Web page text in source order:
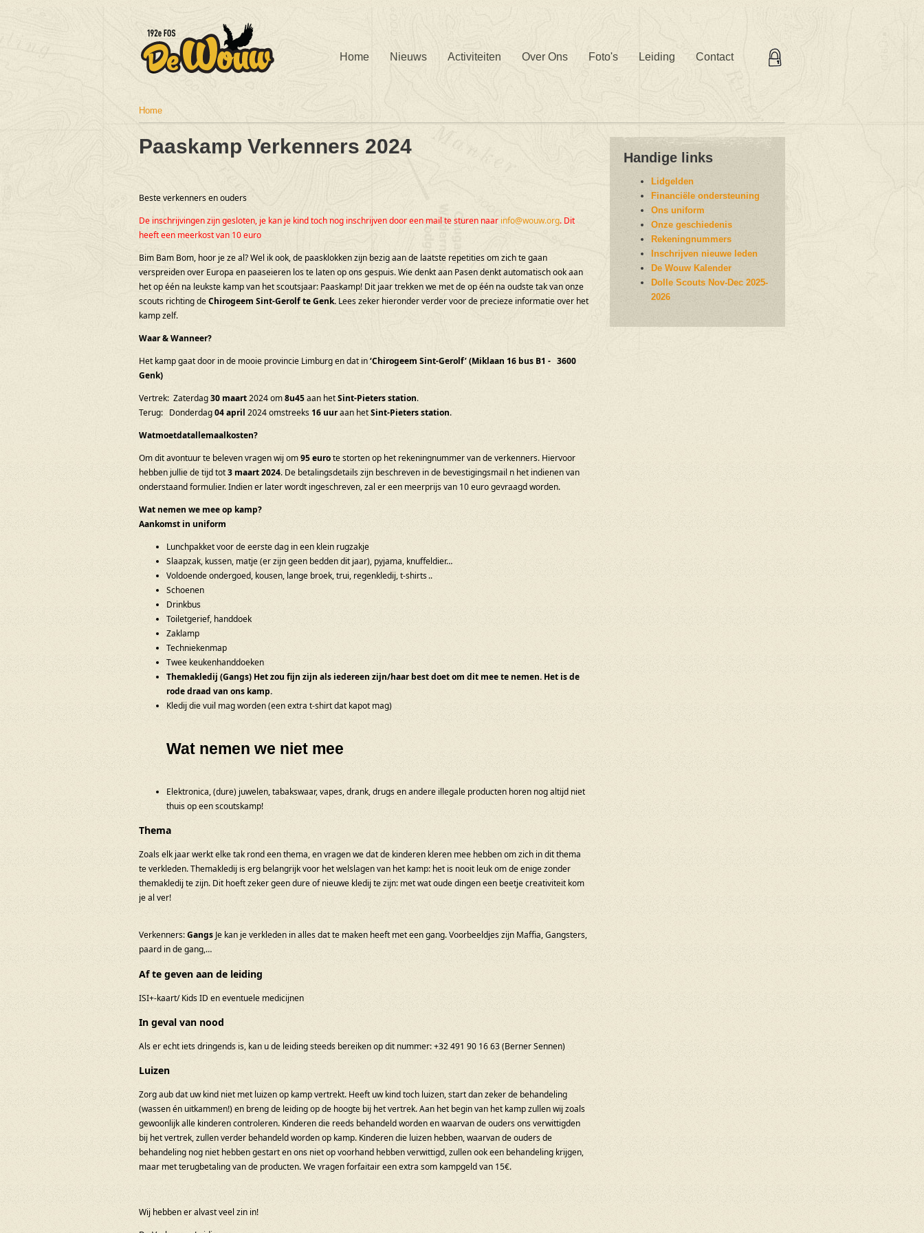
Home Nieuws Activiteiten Over Ons Foto's Leiding Contact
U bent hier
Home
Paaskamp Verkenners 2024
Beste verkenners en ouders
De inschrijvingen zijn gesloten, je kan je kind toch nog inschrijven door een mail te sturen naar info@wouw.org. Dit
heeft een meerkost van 10 euro
Bim Bam Bom, hoor je ze al? Wel ik ook, de paasklokken zijn bezig aan de laatste repetities om zich te gaan
verspreiden over Europa en paaseieren los te laten op ons gespuis. Wie denkt aan Pasen denkt automatisch ook aan
het op één na leukste kamp van het scoutsjaar: Paaskamp! Dit jaar trekken we met de op één na oudste tak van onze
scouts richting deChirogeem Sint-Gerolf te Genk. Lees zeker hieronder verder voor de precieze informatie over het
kamp zelf.
Waar & Wanneer?
Het kamp gaat door in de mooie provincie Limburg en dat in‘Chirogeem Sint-Gerolf’ (Miklaan 16 bus B1 - 3600
Genk)
Vertrek: Zaterdag30 maart2024 om8u45aan hetSint-Pieters station.
Terug: Donderdag04 april 2024 omstreeks16 uuraan hetSint-Pieters station.
Watmoetdatallemaalkosten?
Om dit avontuur te beleven vragen wij om95 eurote storten op het rekeningnummer van de verkenners. Hiervoor
hebben jullie de tijd tot3 maart2024. De betalingsdetails zijn beschreven in de bevestigingsmail n het indienen van
onderstaand formulier. Indien er later wordt ingeschreven, zal er een meerprijs van 10 euro gevraagd worden.
Wat nemen we mee op kamp?
Aankomst in uniform
Lunchpakket voor de eerste dag in een klein rugzakje
Slaapzak, kussen, matje (er zijn geen bedden dit jaar), pyjama, knuffeldier…
Voldoende ondergoed, kousen, lange broek, trui, regenkledij, t-shirts ..
Schoenen
Drinkbus
Toiletgerief, handdoek
Zaklamp
Techniekenmap
Twee keukenhanddoeken
Themakledij (Gangs) Het zou fijn zijn als iedereen zijn/haar best doet om dit mee te nemen. Het is de
rode draad van ons kamp.
Kledij die vuil mag worden (een extra t-shirt dat kapot mag)
Wat nemen we niet mee
Elektronica, (dure) juwelen, tabakswaar, vapes, drank, drugs en andere illegale producten horen nog altijd niet
thuis op een scoutskamp!
Thema
Zoals elk jaar werkt elke tak rond een thema, en vragen we dat de kinderen kleren mee hebben om zich in dit thema
te verkleden. Themakledij is erg belangrijk voor het welslagen van het kamp: het is nooit leuk om de enige zonder
themakledij te zijn. Dit hoeft zeker geen dure of nieuwe kledij te zijn: met wat oude dingen een beetje creativiteit kom
je al ver!
Verkenners:Gangs Je kan je verkleden in alles dat te maken heeft met een gang. Voorbeeldjes zijn Maffia, Gangsters,
paard in de gang,…
Af te geven aan de leiding
ISI+-kaart/ Kids ID en eventuele medicijnen
In geval van nood
Als er echt iets dringends is, kan u de leiding steeds bereiken op dit nummer: +32 491 90 16 63 (Berner Sennen)
Luizen
Zorg aub dat uw kind niet met luizen op kamp vertrekt. Heeft uw kind toch luizen, start dan zeker de behandeling
(wassen én uitkammen!) en breng de leiding op de hoogte bij het vertrek. Aan het begin van het kamp zullen wij zoals
gewoonlijk alle kinderen controleren. Kinderen die reeds behandeld worden en waarvan de ouders ons verwittigden
bij het vertrek, zullen verder behandeld worden op kamp. Kinderen die luizen hebben, waarvan de ouders de
behandeling nog niet hebben gestart en ons niet op voorhand hebben verwittigd, zullen ook een behandeling krijgen,
maar met terugbetaling van de producten. We vragen forfaitair een extra som kampgeld van 15€.
Wij hebben er alvast veel zin in!
Handige links
Lidgelden
Financiële ondersteuning
Ons uniform
Onze geschiedenis
Rekeningnummers
Inschrijven nieuwe leden
De Wouw Kalender
Dolle Scouts Nov-Dec 2025-
2026